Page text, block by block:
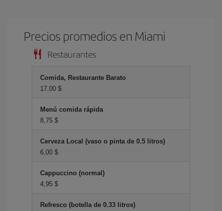
Precios promedios en Miami
Restaurantes
Comida, Restaurante Barato
17,00 $
Menú comida rápida
8,75 $
Cerveza Local (vaso o pinta de 0.5 litros)
6,00 $
Cappuccino (normal)
4,95 $
Refresco (botella de 0.33 litros)